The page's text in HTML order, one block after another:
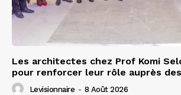
Les architectes chez Prof Komi
pour renforcer leur rôle auprès
Levisionnaire - 8 Août 2026